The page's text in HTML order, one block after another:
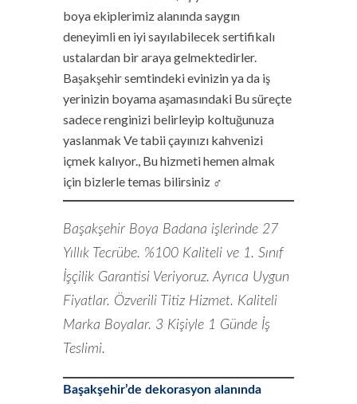
boya ekiplerimiz alanında saygın
deneyimli en iyi sayılabilecek sertifikalı
ustalardan bir araya gelmektedirler.
Başakşehir semtindeki evinizin ya da iş
yerinizin boyama aşamasındaki Bu süreçte
sadece renginizi belirleyip koltuğunuza
yaslanmak Ve tabii çayınızı kahvenizi
içmek kalıyor., Bu hizmeti hemen almak
için bizlerle temas bilirsiniz ‍♂️
Başakşehir Boya Badana işlerinde 27
Yıllık Tecrübe. %100 Kaliteli ve 1. Sınıf
İşçilik Garantisi Veriyoruz. Ayrıca Uygun
Fiyatlar. Özverili Titiz Hizmet. Kaliteli
Marka Boyalar. 3 Kişiyle 1 Günde İş
Teslimi.
Başakşehir’de dekorasyon alanında